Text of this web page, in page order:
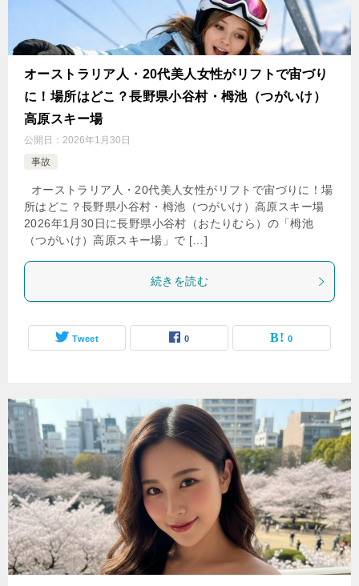
オーストラリア人・20代美人女性がリフトで宙づり
に！場所はどこ？長野県小谷村・栂池（つがいけ）
高原スキー場
公開日： 2026年1月30日
事故
オーストラリア人・20代美人女性がリフトで宙づりに！場
所はどこ？長野県小谷村・栂池（つがいけ）高原スキー場
2026年1月30日に長野県小谷村（おたりむら）の「栂池
（つがいけ）高原スキー場」で […]
続きを読む
Tweet 0 0